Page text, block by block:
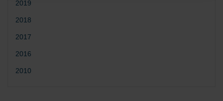
2019
2018
2017
2016
2010